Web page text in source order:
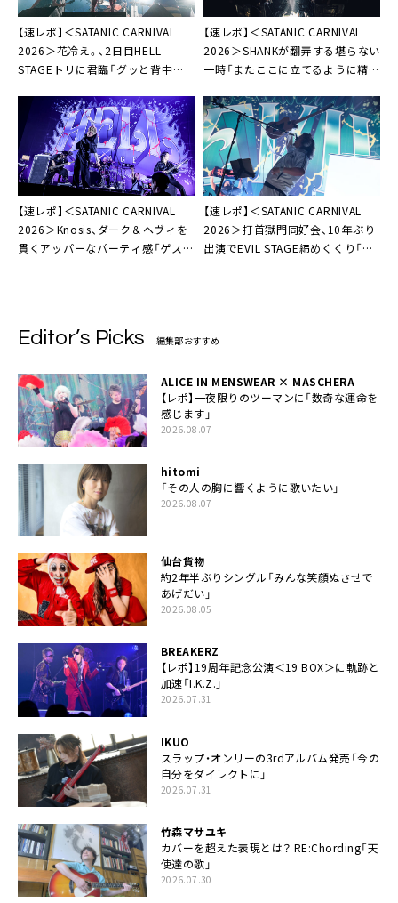
【速レポ】＜SATANIC CARNIVAL
2026＞花冷え。、2日目HELL
STAGEトリに君臨「グッと背中を
【速レポ】＜SATANIC CARNIVAL
2026＞SHANKが翻弄する堪らない
一時「またここに立てるように精進
【速レポ】＜SATANIC CARNIVAL
2026＞Knosis、ダーク＆ヘヴィを
貫くアッパーなパーティ感「ゲスト
【速レポ】＜SATANIC CARNIVAL
2026＞打首獄門同好会、10年ぶり
出演でEVIL STAGE締めくくり「ヤ
Editor’s Picks 編集部おすすめ
ALICE IN MENSWEAR × MASCHERA
【レポ】一夜限りのツーマンに「数奇な運命を
感じます」
2026.08.07
hitomi
「その人の胸に響くように歌いたい」
2026.08.07
仙台貨物
約2年半ぶりシングル「みんな笑顔ぬさせで
あげだい」
2026.08.05
BREAKERZ
【レポ】19周年記念公演＜19 BOX＞に軌跡と
加速「I.K.Z.」
2026.07.31
IKUO
スラップ・オンリーの3rdアルバム発売「今の
自分をダイレクトに」
2026.07.31
竹森マサユキ
カバーを超えた表現とは？ RE:Chording「天
使達の歌」
2026.07.30